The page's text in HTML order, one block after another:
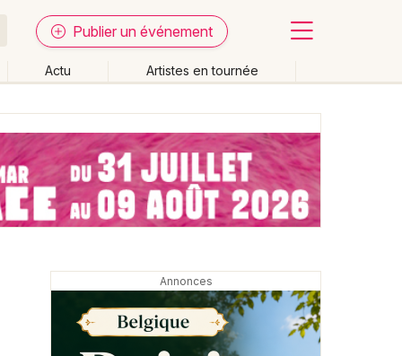
Publier un événement
Actu Artistes en tournée
Effacer les dates
end Autre